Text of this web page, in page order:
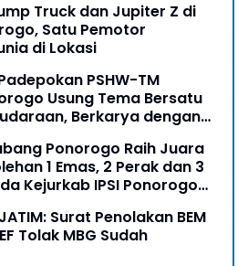
Truck dan Jupiter Z di
Satu Pemotor
di Lokasi
PSHW-TM
Usung Tema Bersatu
Berkarya dengan
Ponorogo Raih Juara
1 Emas, 2 Perak dan 3
Kejurkab IPSI Ponorogo
Surat Penolakan BEM
Tolak MBG Sudah